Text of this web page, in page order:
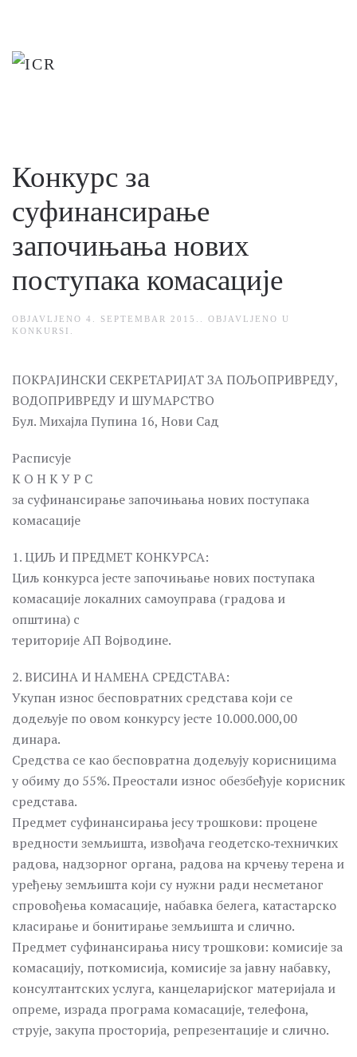
to
Конкурс за
суфинансирање
започињања нових
поступака комасације
OBJAVLJENO 4. SEPTEMBAR 2015.
. OBJAVLJENO U
KONKURSI
ПОКРАЈИНСКИ СЕКРЕТАРИЈАТ ЗА ПОЉОПРИВРЕДУ,
ВОДОПРИВРЕДУ И ШУМАРСТВО
Бул. Михајла Пупина 16, Нови Сад
Расписује
К О Н К У Р С
за суфинансирање започињањa нових поступака
комасације
1. ЦИЉ И ПРЕДМЕТ КОНКУРСА:
Циљ конкурса јесте започињање нових поступака
комасације локалних самоуправа (градова и
општина) с
територије АП Војводине.
2. ВИСИНА И НАМЕНА СРЕДСТАВА:
Укупан износ бесповратних средстава који се
додељује по овом конкурсу јесте 10.000.000,00
динара.
Средства се као бесповратна додељују корисницима
у обиму до 55%. Преостали износ обезбеђује корисник
средстава.
Предмет суфинансирања јесу трошкови: процене
вредности земљишта, извођача геодетско‐техничких
радова, надзорног органа, радова на крчењу терена и
уређењу земљишта који су нужни ради несметаног
спровођења комасације, набавка белега, катастарско
класирање и бонитирање земљишта и слично.
Предмет суфинансирања нису трошкови: комисије за
комасацију, поткомисија, комисије за јавну набавку,
консултантских услуга, канцеларијског материјала и
опреме, израда програма комасације, телефона,
струје, закупа просторија, репрезентације и слично.